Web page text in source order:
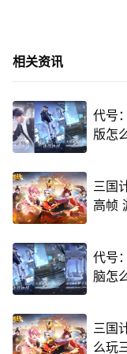
相关资讯
代号
版怎
三国
高帧
代号
脑怎
三国
么玩